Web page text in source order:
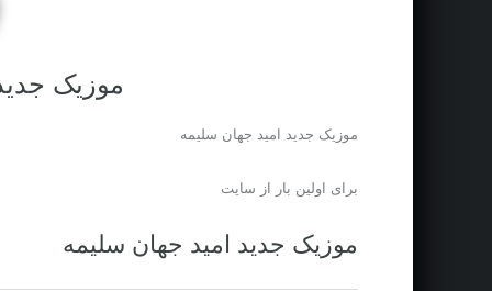
موزیک
موزیک جدید امید جهان سلیمه
برای اولین بار از سایت
موزیک جدید امید جهان سلیمه